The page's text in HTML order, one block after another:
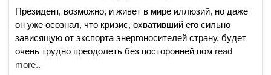
Президент, возможно, и живет в мире иллюзий, но даже
он уже осознал, что кризис, охвативший его сильно
зависящую от экспорта энергоносителей страну, будет
очень трудно преодолеть без посторонней пом read
more..